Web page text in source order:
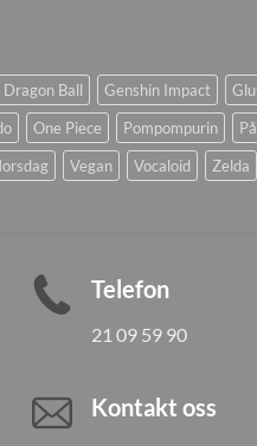
Dragon Ball Genshin Impact
One Piece Pompompurin
Vegan Vocaloid Zelda
Telefon
21 09 59 90
Kontakt oss